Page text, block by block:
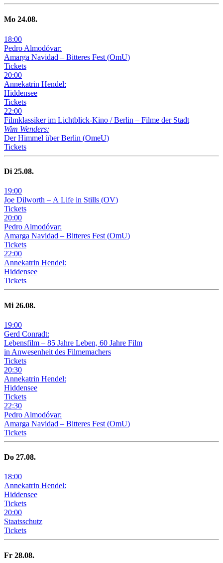
Mo 24.08.
18:00
Pedro Almodóvar:
Amarga Navidad – Bitteres Fest (OmU)
Tickets
20:00
Annekatrin Hendel:
Hiddensee
Tickets
22:00
Filmklassiker im Lichtblick-Kino /Berlin – Filme der Stadt
Wim Wenders:
Der Himmel über Berlin (OmeU)
Tickets
Di 25.08.
19:00
Joe Dilworth – A Life in Stills (OV)
Tickets
20:00
Pedro Almodóvar:
Amarga Navidad – Bitteres Fest (OmU)
Tickets
22:00
Annekatrin Hendel:
Hiddensee
Tickets
Mi 26.08.
19:00
Gerd Conradt:
Lebensfilm – 85 Jahre Leben, 60 Jahre Film
in Anwesenheit des Filmemachers
Tickets
20:30
Annekatrin Hendel:
Hiddensee
Tickets
22:30
Pedro Almodóvar:
Amarga Navidad – Bitteres Fest (OmU)
Tickets
Do 27.08.
18:00
Annekatrin Hendel:
Hiddensee
Tickets
20:00
Staatsschutz
Tickets
Fr 28.08.